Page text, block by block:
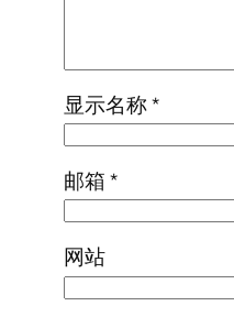
显示名称*
邮箱*
网站